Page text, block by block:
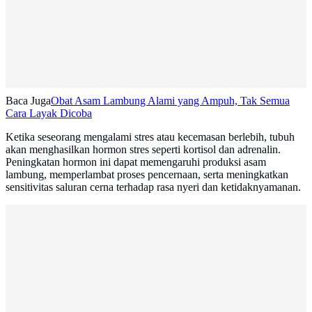
Baca JugaObat Asam Lambung Alami yang Ampuh, Tak Semua
Cara Layak Dicoba
Ketika seseorang mengalami stres atau kecemasan berlebih, tubuh
akan menghasilkan hormon stres seperti kortisol dan adrenalin.
Peningkatan hormon ini dapat memengaruhi produksi asam
lambung, memperlambat proses pencernaan, serta meningkatkan
sensitivitas saluran cerna terhadap rasa nyeri dan ketidaknyamanan.